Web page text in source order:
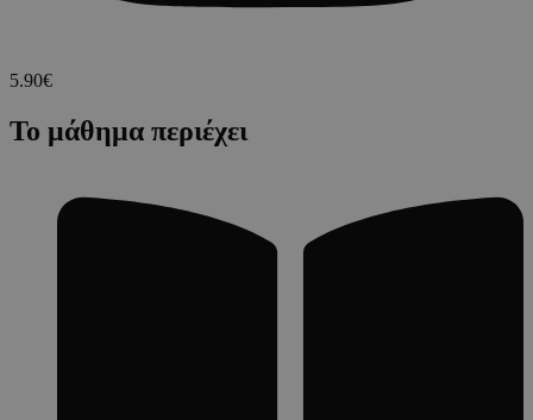
5.90€
Το μάθημα περιέχει